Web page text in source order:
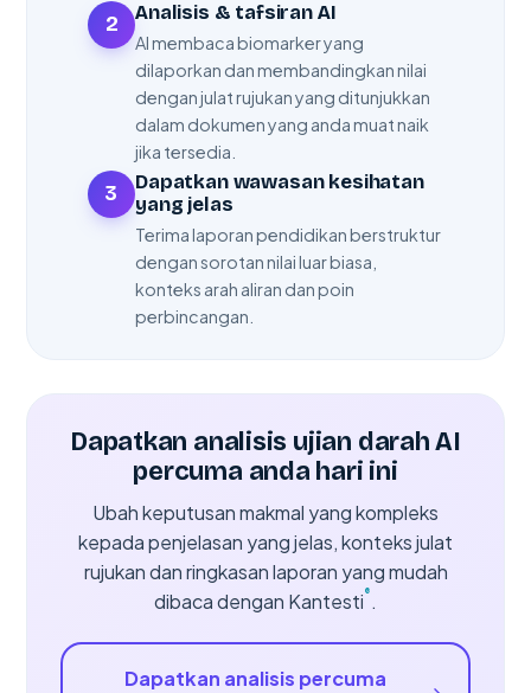
2 Analisis & tafsiran AI
AI membaca biomarker yang
dilaporkan dan membandingkan nilai
dengan julat rujukan yang ditunjukkan
dalam dokumen yang anda muat naik
jika tersedia.
3
Dapatkan wawasan kesihatan
yang jelas
Terima laporan pendidikan berstruktur
dengan sorotan nilai luar biasa,
konteks arah aliran dan poin
perbincangan.
Dapatkan analisis ujian darah AI
percuma anda hari ini
Ubah keputusan makmal yang kompleks
kepada penjelasan yang jelas, konteks julat
rujukan dan ringkasan laporan yang mudah
dibaca dengan Kantesti ® .
Dapatkan analisis percuma